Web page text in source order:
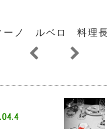
ーノ ルベロ 料理